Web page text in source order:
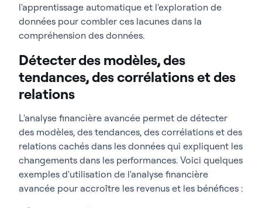
l'apprentissage automatique et l'exploration de
données pour combler ces lacunes dans la
compréhension des données.
Détecter des modèles, des
tendances, des corrélations et des
relations
L'analyse financière avancée permet de détecter
des modèles, des tendances, des corrélations et des
relations cachés dans les données qui expliquent les
changements dans les performances. Voici quelques
exemples d'utilisation de l'analyse financière
avancée pour accroître les revenus et les bénéfices :